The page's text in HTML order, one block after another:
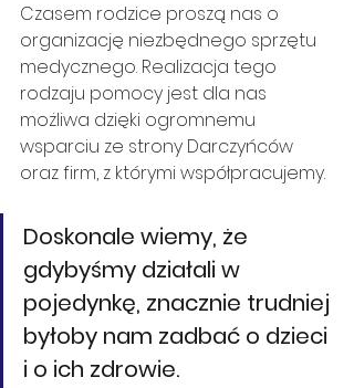
Czasem rodzice proszą nas o
organizację niezbędnego sprzętu
medycznego. Realizacja tego
rodzaju pomocy jest dla nas
możliwa dzięki ogromnemu
wsparciu ze strony Darczyńców
oraz firm, z którymi współpracujemy.
Doskonale wiemy, że
gdybyśmy działali w
pojedynkę, znacznie trudniej
byłoby nam zadbać o dzieci
i o ich zdrowie.